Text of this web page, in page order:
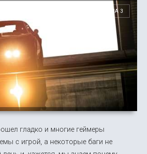
MAFIA 3
гладко и многие геймеры
с игрой, а некоторые баги не